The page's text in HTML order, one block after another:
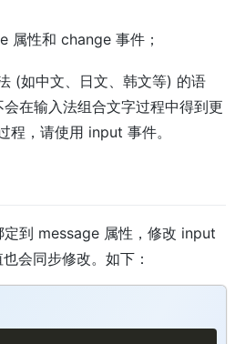
属性和 change 事件；
(如中文、日文、韩文等) 的语
在输入法组合文字过程中得到更
程，请使用 input 事件。
到 message 属性，修改 input
会同步修改。如下：